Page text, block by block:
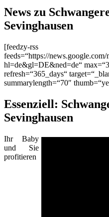
News zu
Sevinghausen
[feedzy-rss
feeds=“https://
hl=de&gl=DE&ned=de“
refresh=“365_days“
summarylength=“70″
Essenziell:
Sevinghausen
Ihr Baby
und Sie
profitieren